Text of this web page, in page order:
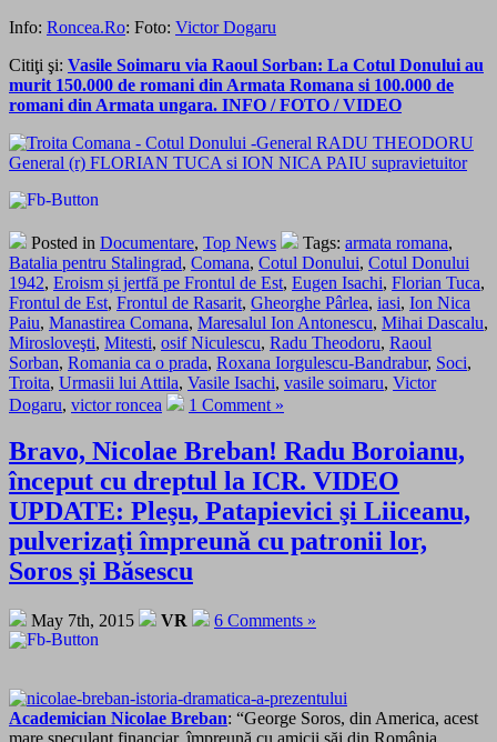
Info: Roncea.Ro: Foto: Victor Dogaru
Citiţi şi: Vasile Soimaru via Raoul Sorban: La Cotul Donului au
murit 150.000 de romani din Armata Romana si 100.000 de
romani din Armata ungara. INFO / FOTO / VIDEO
Posted in Documentare, Top News Tags: armata romana,
Batalia pentru Stalingrad, Comana, Cotul Donului, Cotul Donului
1942, Eroism și jertfă pe Frontul de Est, Eugen Isachi, Florian Tuca,
Frontul de Est, Frontul de Rasarit, Gheorghe Pârlea, iasi, Ion Nica
Paiu, Manastirea Comana, Maresalul Ion Antonescu, Mihai Dascalu,
Mirosloveşti, Mitesti, osif Niculescu, Radu Theodoru, Raoul
Sorban, Romania ca o prada, Roxana Iorgulescu-Bandrabur, Soci,
Troita, Urmasii lui Attila, Vasile Isachi, vasile soimaru, Victor
Dogaru, victor roncea 1 Comment »
Bravo, Nicolae Breban! Radu Boroianu,
început cu dreptul la ICR. VIDEO
UPDATE: Pleşu, Patapievici şi Liiceanu,
pulverizaţi împreună cu patronii lor,
Soros şi Băsescu
May 7th, 2015 VR 6 Comments »
Academician Nicolae Breban: “George Soros, din America, acest